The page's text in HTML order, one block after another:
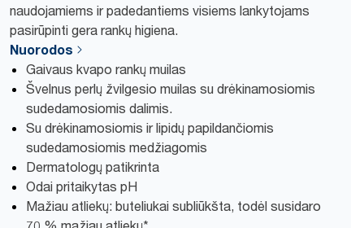
naudojamiems ir padedantiems visiems lankytojams
pasirūpinti gera rankų higiena.
Nuorodos
Gaivaus kvapo rankų muilas
Švelnus perlų žvilgesio muilas su drėkinamosiomis
sudedamosiomis dalimis.
Su drėkinamosiomis ir lipidų papildančiomis
sudedamosiomis medžiagomis
Dermatologų patikrinta
Odai pritaikytas pH
Mažiau atliekų: buteliukai subliūkšta, todėl susidaro